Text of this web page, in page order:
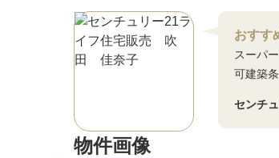
おすす
スーパ
可建築
センチ
物件画像